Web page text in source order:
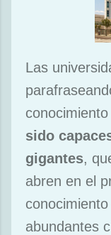
Las
sido
gigantes,
abren en el
abundantes